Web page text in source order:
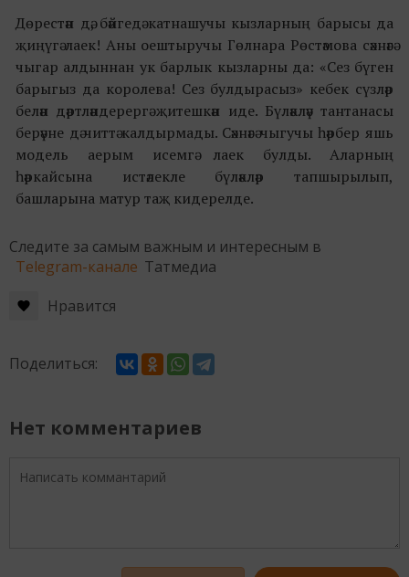
Дөрестән дә, бәйгедә катнашучы кызларның барысы да
җиңүгә лаек! Аны оештыручы Гөлнара Рөстәмова сәхнәгә
чыгар алдыннан ук барлык кызларны да: «Сез бүген
барыгыз да королева! Сез булдырасыз» кебек сүзләр
белән дәртләндерергә җитешкән иде. Бүләкләү тантанасы
берәүне дә читтә калдырмады. Сәхнәгә чыгучы һәрбер яшь
модель аерым исемгә лаек булды. Аларның
һәркайсына истәлекле бүләкләр тапшырылып,
башларына матур таҗ кидерелде.
Следите за самым важным и интересным в
Telegram-канале Татмедиа
Нравится
Поделиться:
Нет комментариев